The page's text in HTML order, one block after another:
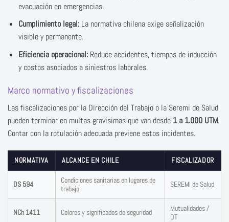
evacuación en emergencias.
Cumplimiento legal:La normativa chilena exige señalización
visible y permanente.
Eficiencia operacional:Reduce accidentes, tiempos de inducción
y costos asociados a siniestros laborales.
Marco normativo y fiscalizaciones
Las fiscalizaciones por la Dirección del Trabajo o la Seremi de Salud
pueden terminar en multas gravísimas que van desde 1 a 1.000 UTM.
Contar con la rotulación adecuada previene estos incidentes.
NORMATIVA ALCANCE EN CHILE FISCALIZADOR
DS 594
Condiciones sanitarias en lugares de
trabajo
SEREMI de Salud
NCh 1411 Colores y significados de seguridad
Mutualidades /
DT